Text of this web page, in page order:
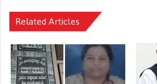
Related Articles